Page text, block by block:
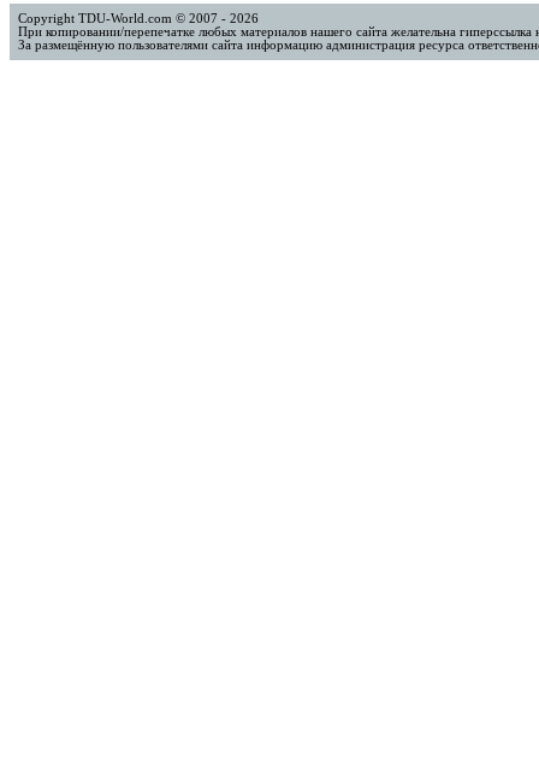
Copyright TDU-World.com © 2007 - 2026
При копировании/перепечатке любых материалов нашего сайта желательна
За размещённую пользователями сайта информацию администрация ресурса